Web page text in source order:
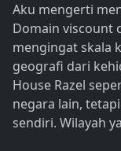
Aku mengerti
Domain viscount
mengingat skala
geografi dari
House Razel
negara lain,
sendiri. Wilayah